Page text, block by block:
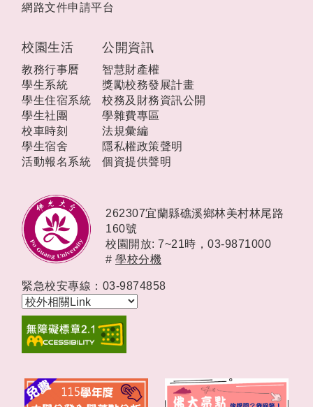
校園生活
教務行事曆
學生系統
學生住宿系統
學生社團
校車時刻
學生宿舍
活動報名系統
公開資訊
智慧財產權
獎勵校務發展計畫
校務及財務資訊公開
學雜費專區
法規彙編
隱私權政策聲明
個資提供聲明
網路文件申請平台
262307宜蘭縣礁溪鄉林美村林尾路
160號
校園開放: 7~21時， 03-9871000
# 學校分機
緊急校安專線：03-9874858